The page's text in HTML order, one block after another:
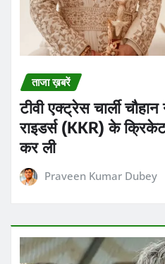
ताजा ख़बरें
टीवी एक्ट्रेस चार्ली
राइडर्स (KKR) के
कर ली
Praveen Kumar Dubey